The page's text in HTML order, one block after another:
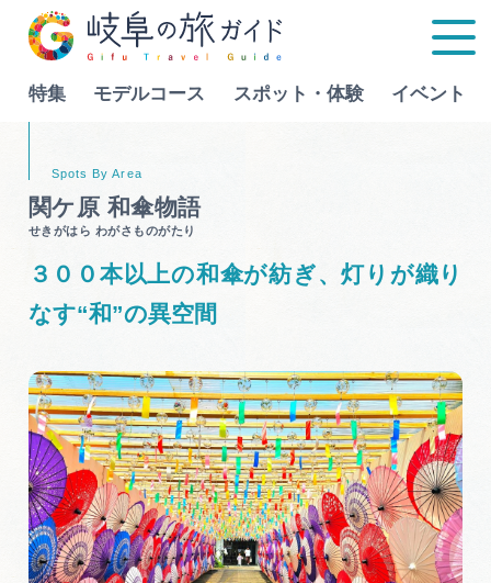
特集 モデルコース スポット・体験 イベント
モデルコース
スポット・体験
イベント
グルメ
旅の予約
Language
行きたいリストを見る
関ケ原 和傘物語
せきがはら わがさものがたり
３００本以上の和傘が紡ぎ、灯りが織り
なす“和”の異空間